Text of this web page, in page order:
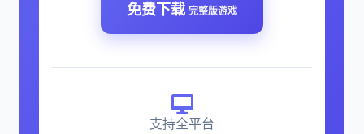
免费下载 完整版游戏
支持全平台